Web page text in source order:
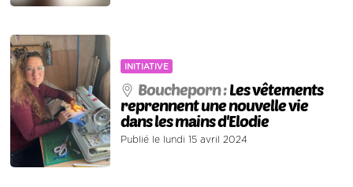
INITIATIVE
Boucheporn :Les vêtements
reprennent une nouvelle vie
dans les mains d'Elodie
Publié le lundi 15 avril 2024